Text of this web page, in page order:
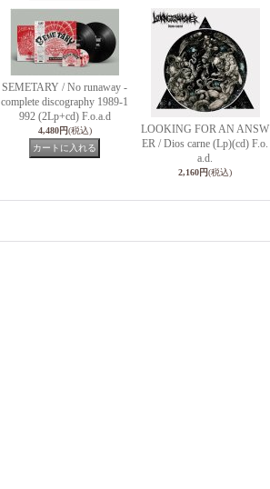
SEMETARY / No runaway -
complete discography 1989-1
992 (2Lp+cd) F.o.a.d
4,480円(税込)
LOOKING FOR AN ANSW
ER / Dios carne (Lp)(cd) F.o.
a.d.
2,160円(税込)